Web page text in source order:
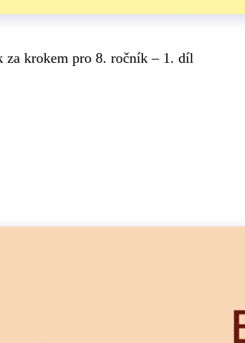
za krokem pro 8. ročník – 1. díl